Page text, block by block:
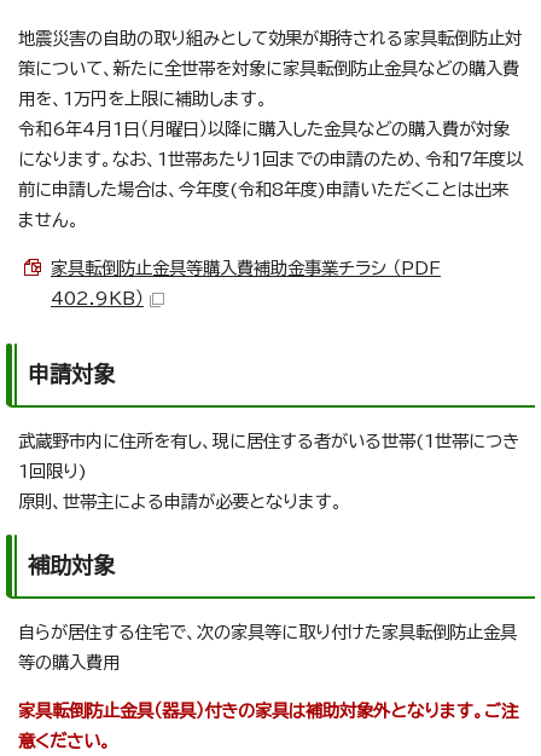
地震災害の自助の取り組みとして効果が期待される家具転倒防止対
策について、新たに全世帯を対象に家具転倒防止金具などの購入費
用を、1万円を上限に補助します。
令和6年4月1日（月曜日）以降に購入した金具などの購入費が対象
になります。なお、1世帯あたり1回までの申請のため、令和7年度以
前に申請した場合は、今年度(令和8年度)申請いただくことは出来
ません。
家具転倒防止金具等購入費補助金事業チラシ （PDF
402.9KB）
申請対象
武蔵野市内に住所を有し、現に居住する者がいる世帯(1世帯につき
1回限り)
原則、世帯主による申請が必要となります。
補助対象
自らが居住する住宅で、次の家具等に取り付けた家具転倒防止金具
等の購入費用
家具転倒防止金具（器具）付きの家具は補助対象外となります。ご注
意ください。